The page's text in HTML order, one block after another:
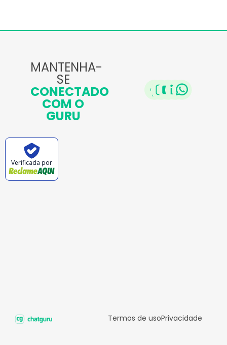
MANTENHA-
SE
CONECTADO
COM O
GURU
Verificada por
Termos de usoPrivacidade